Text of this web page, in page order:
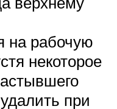
на рабочую
некоторое
при